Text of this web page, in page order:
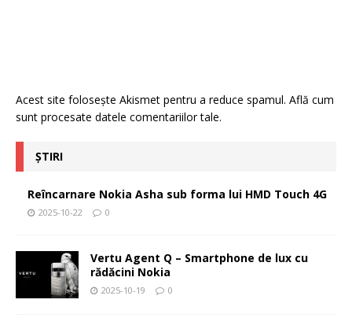
Acest site folosește Akismet pentru a reduce spamul. Află cum
sunt procesate datele comentariilor tale.
ȘTIRI
Reîncarnare Nokia Asha sub forma lui HMD Touch 4G
2025-10-22 0
Vertu Agent Q – Smartphone de lux cu
rădăcini Nokia
2025-10-19 0